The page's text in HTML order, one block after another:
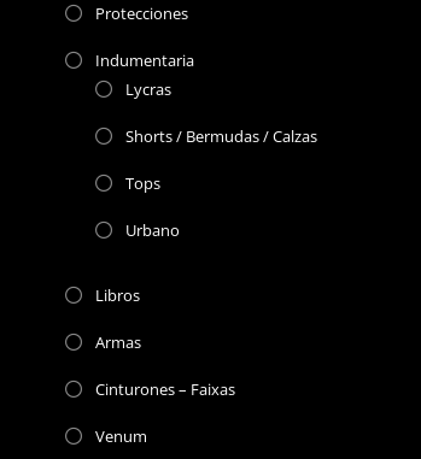
Protecciones
Indumentaria
Lycras
Shorts / Bermudas / Calzas
Tops
Urbano
Libros
Armas
Cinturones – Faixas
Venum